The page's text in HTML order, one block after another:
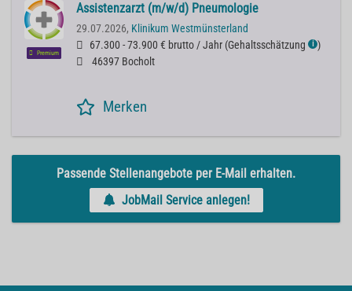
Premium
Assistenzarzt (m/w/d) Pneumologie
29.07.2026, Klinikum Westmünsterland
67.300 - 73.900 € brutto / Jahr (Gehaltsschätzung ℹ )
46397 Bocholt
Merken
Passende Stellenangebote per E-Mail erhalten.
JobMail Service anlegen!